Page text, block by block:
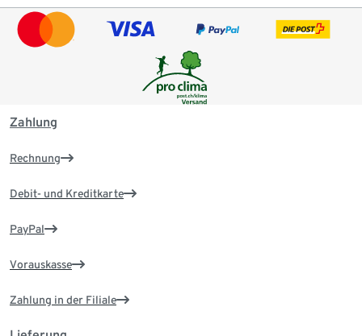
Zahlung
Rechnung
Debit- und Kreditkarte
PayPal
Vorauskasse
Zahlung in der Filiale